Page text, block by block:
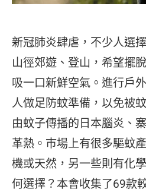
新冠肺炎肆虐，不少人選
山徑郊遊、登山，希望擺
吸一口新鮮空氣。進行戶
人做足防蚊準備，以免被
由蚊子傳播的日本腦炎、
革熱。巿場上有很多驅蚊
機或天然，另一些則有化
何選擇？本會收集了69款